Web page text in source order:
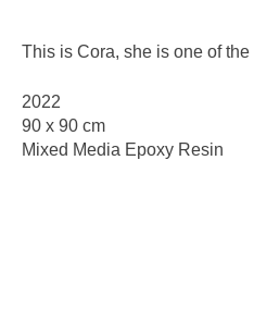
This is Cora, she is one of the
2022
90 x 90 cm
Mixed Media Epoxy Resin